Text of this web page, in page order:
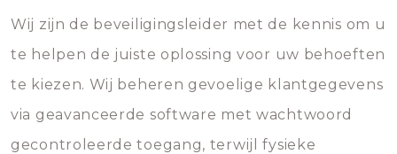
Wij zijn de beveiligingsleider met de kennis om u
te helpen de juiste oplossing voor uw behoeften
te kiezen. Wij beheren gevoelige klantgegevens
via geavanceerde software met wachtwoord
gecontroleerde toegang, terwijl fysieke